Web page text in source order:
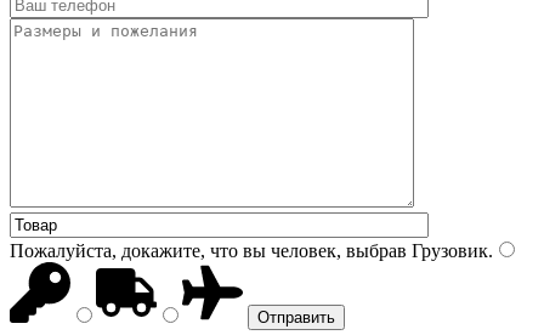
Пожалуйста, докажите, что вы человек, выбрав Грузовик.